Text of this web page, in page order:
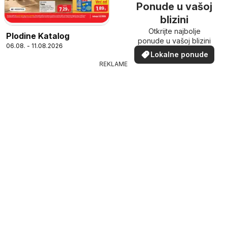
Plodine Katalog
06.08. - 11.08.2026
Ponude u vašoj
blizini
Otkrijte najbolje
ponude u vašoj blizini
Lokalne ponude
REKLAME